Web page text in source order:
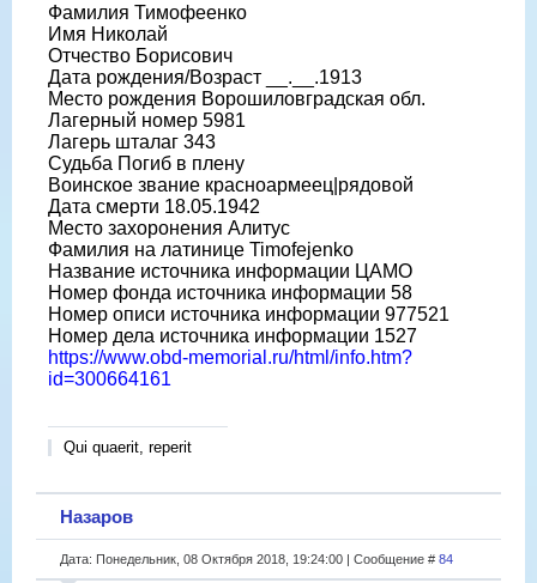
Фамилия Тимофеенко
Имя Николай
Отчество Борисович
Дата рождения/Возраст __.__.1913
Место рождения Ворошиловградская обл.
Лагерный номер 5981
Лагерь шталаг 343
Судьба Погиб в плену
Воинское звание красноармеец|рядовой
Дата смерти 18.05.1942
Место захоронения Алитус
Фамилия на латинице Timofejenko
Название источника информации ЦАМО
Номер фонда источника информации 58
Номер описи источника информации 977521
Номер дела источника информации 1527
https://www.obd-memorial.ru/html/info.htm?
id=300664161
Qui quaerit, reperit
Назаров
Дата: Понедельник, 08 Октября 2018, 19:24:00 | Сообщение # 84